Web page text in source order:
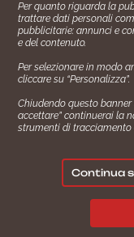
Cucinare.it è un
copyright
Azienda certiﬁcata
- Azienda
Gestione consensi
Per quanto riguarda la
trattare dati personali
pubblicitarie: annunci e
e del contenuto.
Per selezionare in modo
cliccare su “Personalizza”.
Chiudendo questo
accettare” continuerai la
strumenti di tracciamento
Continua